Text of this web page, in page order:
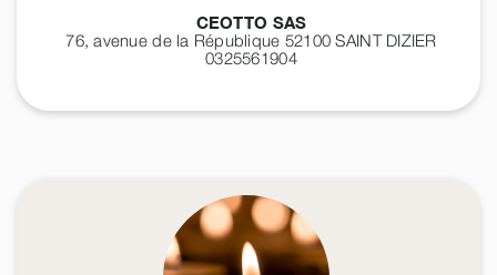
CEOTTO SAS
76, avenue de la République 52100SAINT DIZIER
0325561904